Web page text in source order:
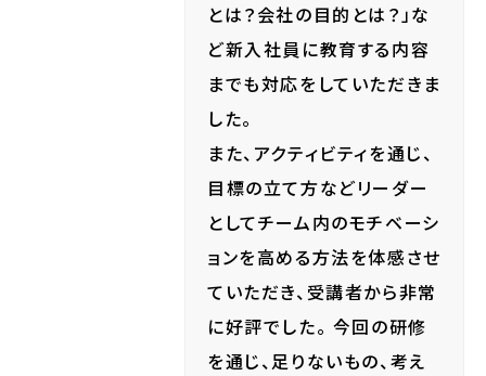
とは？会社の目的とは？」な
ど新入社員に教育する内容
までも対応をしていただきま
した。
また、アクティビティを通じ、
目標の立て方などリーダー
としてチーム内のモチベーシ
ョンを高める方法を体感させ
ていただき、受講者から非常
に好評でした。 今回の研修
を通じ、足りないもの、考え